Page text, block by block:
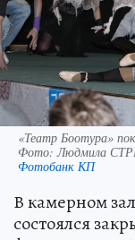
«Театр Боотура»
Фото:Людмила
Фотобанк КП
В камерном
состоялся